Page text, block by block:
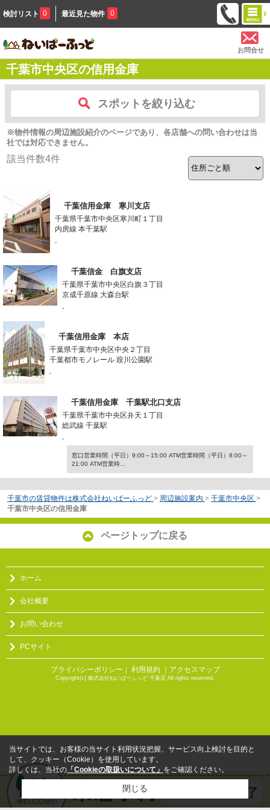
検討リスト 0 最近見た物件 0
お問合せ
千葉市中央区の信用金庫
スポットを絞り込む
※物件情報の周辺施設紹介のページであり、各店舗への問い合わせは当
社では対応できません。
該当件数4件
千葉信用金庫 寒川支店
千葉県千葉市中央区寒川町１丁目
内房線 本千葉駅
-
千葉信金 白旗支店
千葉県千葉市中央区白旗３丁目
京成千原線 大森台駅
-
千葉信用金庫 本店
千葉県千葉市中央区中央２丁目
千葉都市モノレール 葭川公園駅
-
千葉信用金庫 千葉駅北口支店
千葉県千葉市中央区弁天１丁目
総武線 千葉駅
-
窓口営業時間（平日）9:00～15:00 ATM営業時間（平日）8:00～
21:00 ATM営業時...
千葉市の賃貸物件は株式会社ねいばーふっど > 周辺施設案内 > 千葉市中央区 >
千葉市中央区の信用金庫
ページトップに戻る
ホーム
会社概要
お問い合わせ
PCサイト
プライバシーポリシー ｜ 利用規約 ｜アクセスマップ
Copyright(c) 株式会社ねいばーふっど 千葉店 All rights reserved.
当サイトでは、お客様の当サイト利用状況把握、サービス向上検討を目的と
して、クッキー（Cookie）を使用しています。
詳しくは、当社の 「Cookieの取扱いについて」 をご確認ください。
閉じる